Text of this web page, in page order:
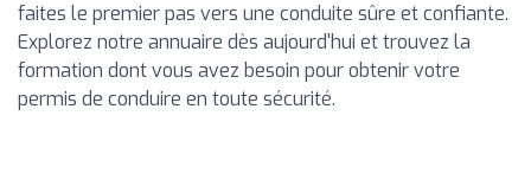
faites le premier pas vers une conduite sûre et confiante.
Explorez notre annuaire dès aujourd'hui et trouvez la
formation dont vous avez besoin pour obtenir votre
permis de conduire en toute sécurité.